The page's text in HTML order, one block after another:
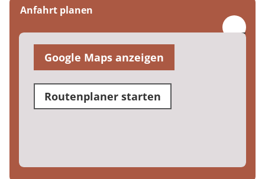
Anfahrt planen
Google Maps anzeigen
Routenplaner starten